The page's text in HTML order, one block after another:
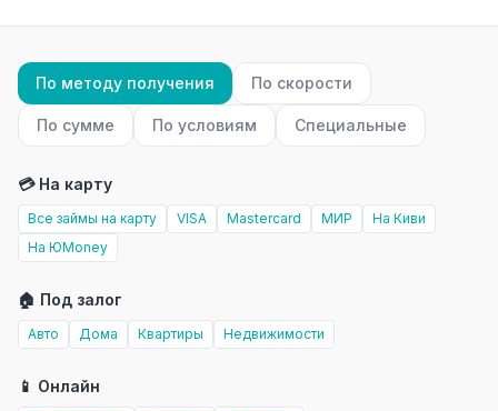
По методу получения По скорости
По сумме По условиям Специальные
💳 На карту
Все займы на карту VISA Mastercard МИР
На Киви
На ЮMoney
🏠 Под залог
Авто Дома Квартиры Недвижимости
📱 Онлайн